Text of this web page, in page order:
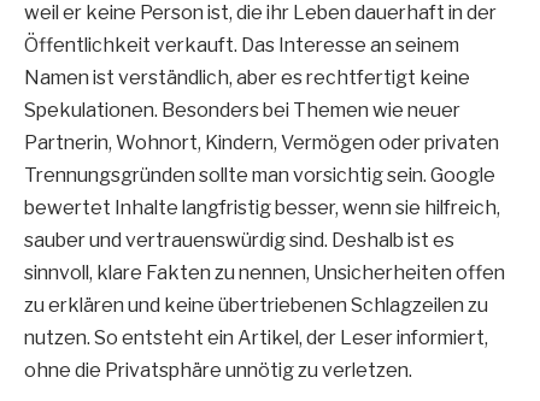
weil er keine Person ist, die ihr Leben dauerhaft in der
Öffentlichkeit verkauft. Das Interesse an seinem
Namen ist verständlich, aber es rechtfertigt keine
Spekulationen. Besonders bei Themen wie neuer
Partnerin, Wohnort, Kindern, Vermögen oder privaten
Trennungsgründen sollte man vorsichtig sein. Google
bewertet Inhalte langfristig besser, wenn sie hilfreich,
sauber und vertrauenswürdig sind. Deshalb ist es
sinnvoll, klare Fakten zu nennen, Unsicherheiten offen
zu erklären und keine übertriebenen Schlagzeilen zu
nutzen. So entsteht ein Artikel, der Leser informiert,
ohne die Privatsphäre unnötig zu verletzen.